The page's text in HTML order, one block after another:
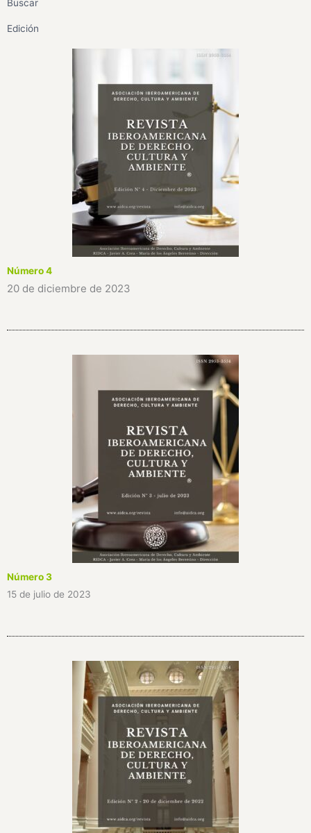
Buscar
Edición
Número 4
20 de diciembre de 2023
Número 3
15 de julio de 2023